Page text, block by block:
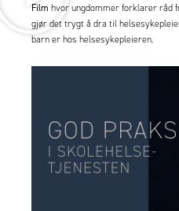
Film hvor ungdommer forklarer råd
gjør det trygt å dra til
barn er hos helsesykepleieren.